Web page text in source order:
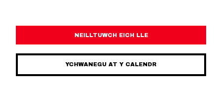
NEILLTUWCH EICH LLE
YCHWANEGU AT Y CALENDR